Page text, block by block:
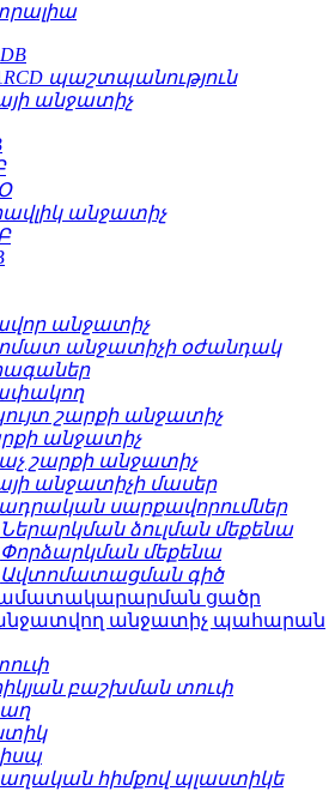
DB
RCD պաշտպանություն
անջատիչ
անջատիչ
անջատիչ
անջատիչի օժանդակ
շարքի անջատիչ
անջատիչ
շարքի անջատիչ
անջատիչի մասեր
սարքավորումներ
Ներարկման ձուլման մեքենա
Փորձարկման մեքենա
Ավտոմատացման գիծ
բաշխման տուփ
հիմքով պլաստիկե